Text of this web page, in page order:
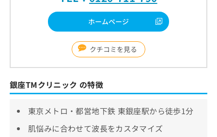
ホームページ
クチコミを見る
銀座TMクリニック の特徴
東京メトロ・都営地下鉄 東銀座駅から徒歩1分
肌悩みに合わせて波長をカスタマイズ